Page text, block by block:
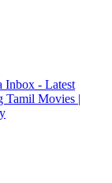
Inbox - Latest
Tamil Movies |